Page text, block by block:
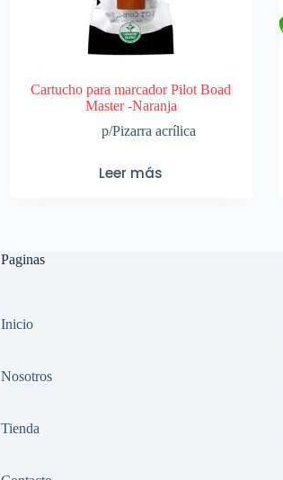
Cartucho para marcador Pilot Boad
Master -Naranja
p/Pizarra acrílica
Leer más
Paginas
Inicio
Nosotros
Tienda